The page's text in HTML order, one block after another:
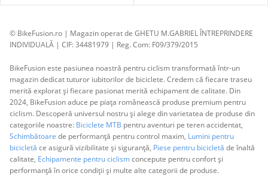
© BikeFusion.ro | Magazin operat de GHETU M.GABRIEL ÎNTREPRINDERE
INDIVIDUALĂ | CIF: 34481979 | Reg. Com: F09/379/2015
BikeFusion este pasiunea noastră pentru ciclism transformată într-un
magazin dedicat tuturor iubitorilor de biciclete. Credem că fiecare traseu
merită explorat și fiecare pasionat merită echipament de calitate. Din
2024, BikeFusion aduce pe piața românească produse premium pentru
ciclism. Descoperă universul nostru și alege din varietatea de produse din
categoriile noastre: Biciclete MTB pentru aventuri pe teren accidentat,
Schimbătoare de performanță pentru control maxim, Lumini pentru
bicicletă ce asigură vizibilitate și siguranță, Piese pentru bicicletă de înaltă
calitate, Echipamente pentru ciclismconcepute pentru confort și
performanță în orice condiții și multe alte categorii de produse.